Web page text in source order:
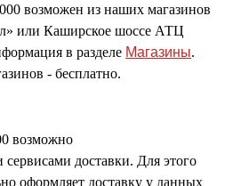
возможен из наших магазинов
или Каширское шоссе АТЦ
в разделе Магазины.
- бесплатно.
возможно
доставки. Для этого
оформляет доставку у данных